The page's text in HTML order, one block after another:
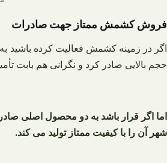
فروش کشمش ممتاز جهت صادرات
اگر در زمینه کشمش فعالیت کرده باشید به
حجم بالایی صادر کرد و نگرانی هم بابت
اما اگر قرار باشد به دو محصول اصلی
شهر آن را با کیفیت ممتاز تولید می کند.